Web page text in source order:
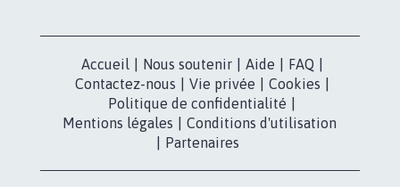
Accueil Nous soutenir Aide FAQ
Contactez-nous
Vie privée Cookies
Politique de confidentialité
Mentions légales
Conditions d'utilisation
Partenaires